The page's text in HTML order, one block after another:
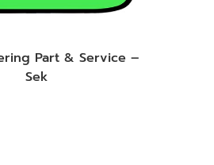
Part & Service –
Sek